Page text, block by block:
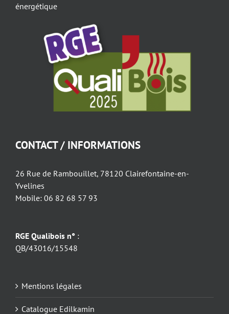
énergétique
CONTACT / INFORMATIONS
26 Rue de Rambouillet, 78120 Clairefontaine-en-
Yvelines
Mobile: 06 82 68 57 93
RGE Qualibois n° :
QB/43016/15548
Mentions légales
Catalogue Edilkamin